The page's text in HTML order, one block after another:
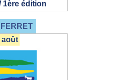
1ère édition
août